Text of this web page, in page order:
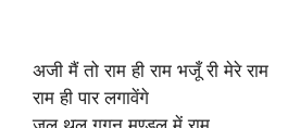
अजी मैं तो राम ही राम भजूँ री मेरे राम
राम ही पार लगावेंगे